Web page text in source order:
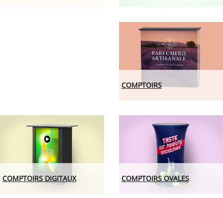
COMPTOIRS
COMPTOIRS DIGITAUX COMPTOIRS OVALES